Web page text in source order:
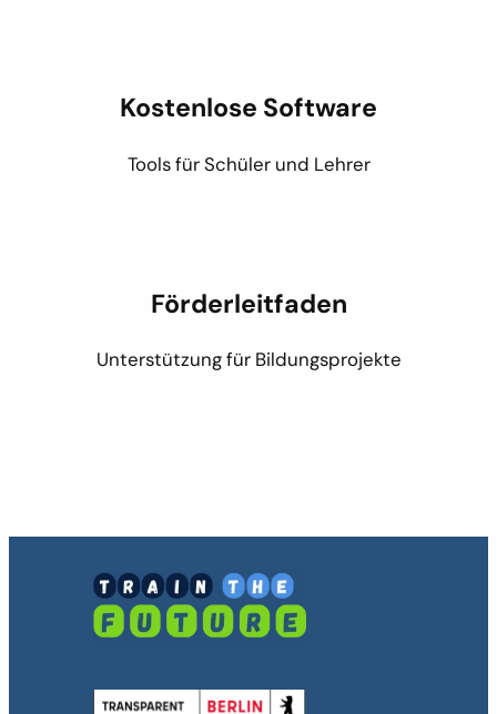
Kostenlose Software
Tools für Schüler und Lehrer
Förderleitfaden
Unterstützung für Bildungsprojekte